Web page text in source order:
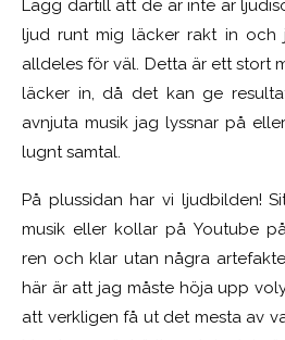
Lägg därtill att de är inte är
ljud runt mig läcker rakt in och
alldeles för väl. Detta är ett stort
läcker in, då det kan ge
avnjuta musik jag lyssnar på
lugnt samtal.
På plussidan har vi ljudbilden!
musik eller kollar på Youtube
ren och klar utan några
här är att jag måste höja upp
att verkligen få ut det mesta av